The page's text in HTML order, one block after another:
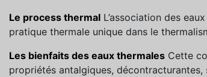
Le process thermal L’association des
pratique thermale unique dans le
Les bienfaits des eaux thermales Cette
propriétés antalgiques,